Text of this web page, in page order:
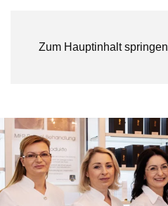
Zum Hauptinhalt springen